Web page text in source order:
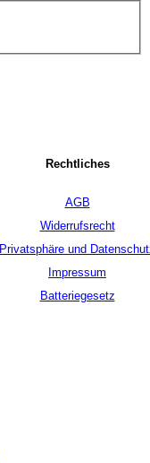
Rechtliches
AGB
Widerrufsrecht
Privatsphäre und
Impressum
Batteriegesetz